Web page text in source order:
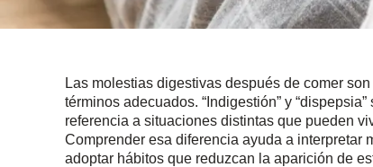
Las molestias digestivas después de comer
términos adecuados. “Indigestión” y
referencia a situaciones distintas que pueden
Comprender esa diferencia ayuda a interpretar
adoptar hábitos que reduzcan la aparición de